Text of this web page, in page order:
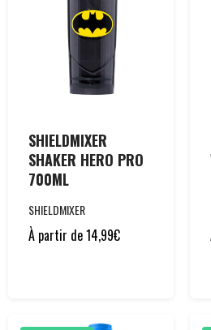
SHIELDMIXER
SHAKER HERO PRO
700ML
SHIELDMIXER
À partir de14,99€